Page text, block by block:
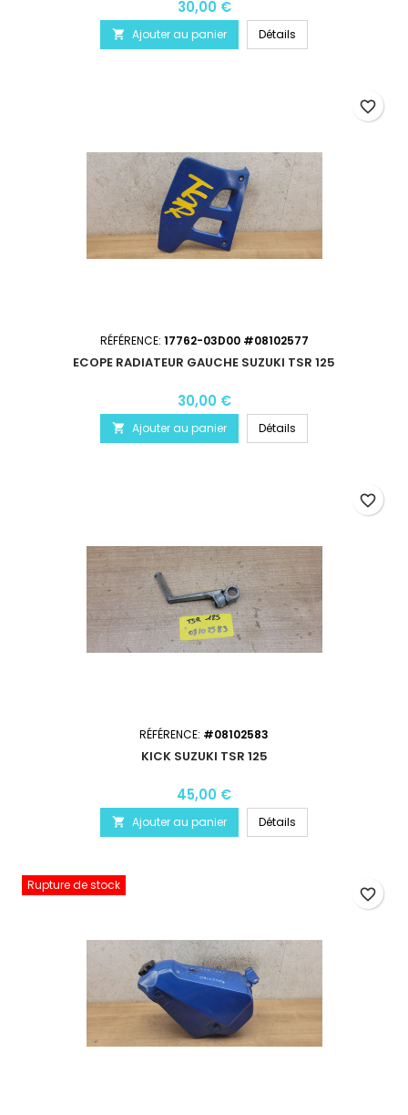
30,00 €
 Ajouter au panier Détails
RÉFÉRENCE: 17762-03D00 #08102577
ECOPE RADIATEUR GAUCHE SUZUKI TSR 125
30,00 €
 Ajouter au panier Détails
favorite_border
RÉFÉRENCE: #08102583
KICK SUZUKI TSR 125
45,00 €
 Ajouter au panier Détails
favorite_border
Rupture de stock
favorite_border